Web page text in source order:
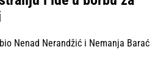
Nenad Nerandžić i Nemanja Barać